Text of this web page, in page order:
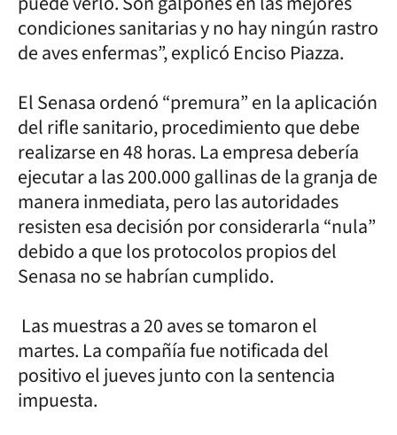
condiciones sanitarias y no hay ningún rastro
de aves enfermas”, explicó Enciso Piazza.
El Senasa ordenó “premura” en la aplicación
del rifle sanitario, procedimiento que debe
realizarse en 48 horas. La empresa debería
ejecutar a las 200.000 gallinas de la granja de
manera inmediata, pero las autoridades
resisten esa decisión por considerarla “nula”
debido a que los protocolos propios del
Senasa no se habrían cumplido.
Las muestras a 20 aves se tomaron el
martes. La compañía fue notificada del
positivo el jueves junto con la sentencia
impuesta.